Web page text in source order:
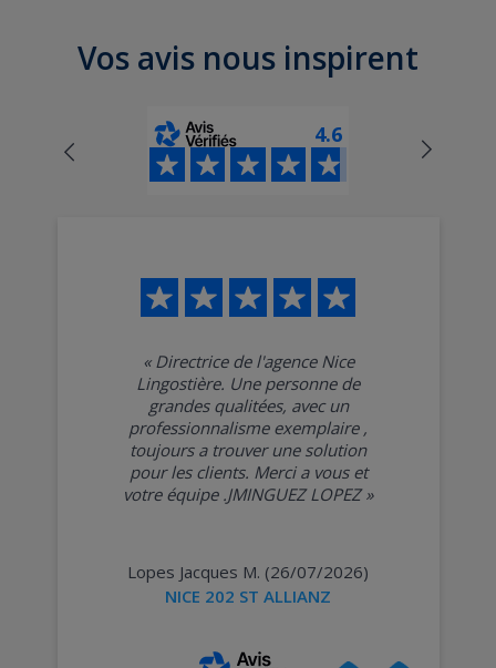
Utilitaires : Solutions robustes pour projets pratiques ou
déménagements.
Vos avis nous inspirent
4.6
« Directrice de l'agence Nice
Lingostière. Une personne de
grandes qualitées, avec un
professionnalisme exemplaire ,
toujours a trouver une solution
pour les clients. Merci a vous et
votre équipe .JMINGUEZ LOPEZ»
Lopes Jacques M. (26/07/2026)
NICE 202 ST ALLIANZ